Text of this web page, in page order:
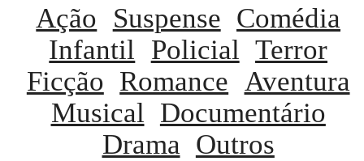
Ação Suspense Comédia
Infantil
Policial Terror
Ficção Romance Aventura
Musical
Documentário
Drama Outros